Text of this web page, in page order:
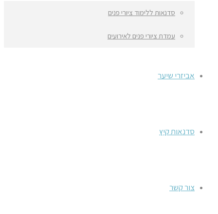
סדנאות ללימוד ציורי פנים
עמדת ציורי פנים לאירועים
אביזרי שיער
סדנאות קיץ
צור קשר